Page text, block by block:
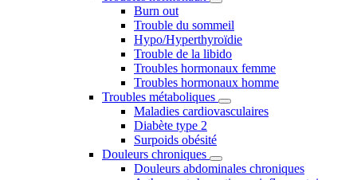
Burn out
Trouble du sommeil
Hypo/Hyperthyroïdie
Trouble de la libido
Troubles hormonaux femme
Troubles hormonaux homme
Troubles métaboliques
Maladies cardiovasculaires
Diabète type 2
Surpoids obésité
Douleurs chroniques
Douleurs abdominales chroniques